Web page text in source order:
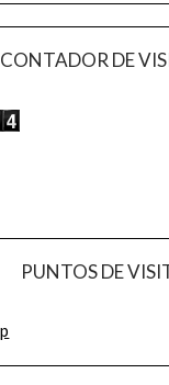
CONTADOR DE
PUNTOS DE